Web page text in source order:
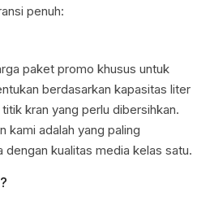
penuh:
paket promo khusus untuk
berdasarkan kapasitas liter
kran yang perlu dibersihkan.
kami adalah yang paling
kualitas media kelas satu.